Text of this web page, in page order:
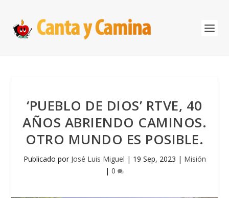
‘PUEBLO DE DIOS’ RTVE, 40
AÑOS ABRIENDO CAMINOS.
OTRO MUNDO ES POSIBLE.
Publicado por José Luis Miguel | 19 Sep, 2023 | Misión
| 0